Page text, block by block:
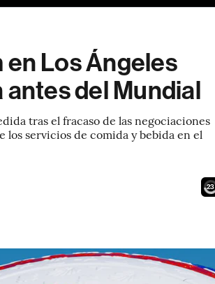
en Los Ángeles
del Mundial
tras el fracaso de las negociaciones
los servicios de comida y bebida en el
21